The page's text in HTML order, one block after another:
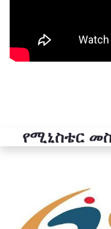
የሚኒስቴር